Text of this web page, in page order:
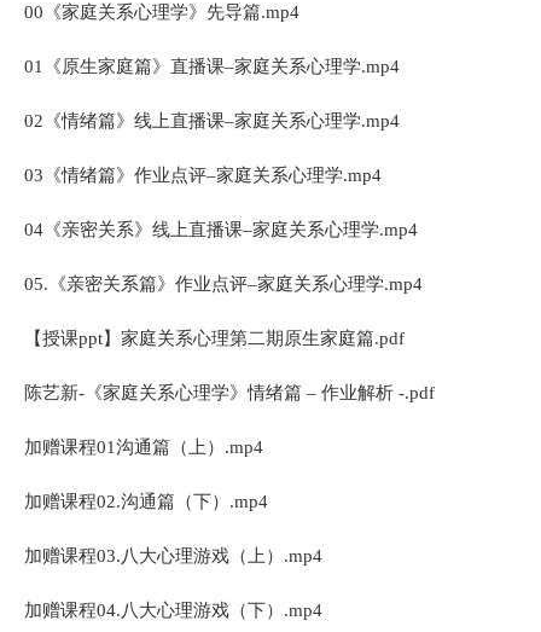
00《家庭关系心理学》先导篇.mp4
01《原生家庭篇》直播课–家庭关系心理学.mp4
02《情绪篇》线上直播课–家庭关系心理学.mp4
03《情绪篇》作业点评–家庭关系心理学.mp4
04《亲密关系》线上直播课–家庭关系心理学.mp4
05.《亲密关系篇》作业点评–家庭关系心理学.mp4
【授课ppt】家庭关系心理第二期原生家庭篇.pdf
陈艺新-《家庭关系心理学》情绪篇 – 作业解析 -.pdf
加赠课程01沟通篇（上）.mp4
加赠课程02.沟通篇（下）.mp4
加赠课程03.八大心理游戏（上）.mp4
加赠课程04.八大心理游戏（下）.mp4